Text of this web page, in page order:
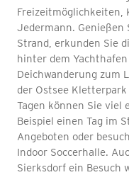
Freizeitmöglichkeiten,
Jedermann. Genießen
Strand, erkunden Sie
hinter dem
Deichwanderung zum
der Ostsee
Tagen können Sie viel
Beispiel einen Tag im
Angeboten oder
Indoor Soccerhalle.
Sierksdorf ein Besuch